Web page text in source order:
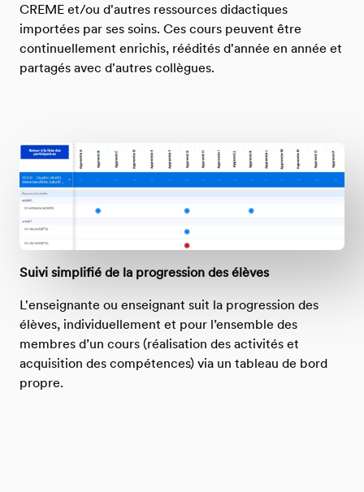
CREME et/ou d'autres ressources didactiques
importées par ses soins. Ces cours peuvent être
continuellement enrichis, réédités d'année en année et
partagés avec d'autres collègues.
Suivi simplifié de la progression des élèves
L'enseignante ou enseignant suit la progression des
élèves, individuellement et pour l’ensemble des
membres d’un cours (réalisation des activités et
acquisition des compétences) via un tableau de bord
propre.